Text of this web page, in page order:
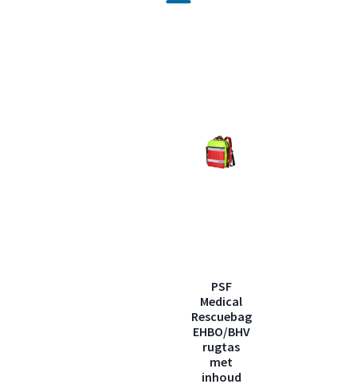
PSF
Medical
Rescuebag
EHBO/BHV
rugtas
met
inhoud